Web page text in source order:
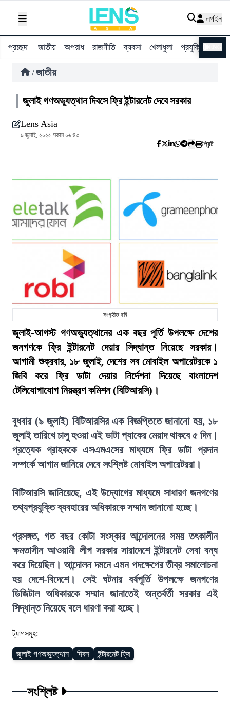
লগইন
প্রচ্ছদ জাতীয় অপরাধ রাজনীতি ব্যবসা খেলাধুলা প্রযুক্তি
/ জাতীয়
জুলাই গণঅভ্যুত্থান দিবসে ফ্রি ইন্টারনেট দেবে সরকার
Lens Asia
৯ জুলাই, ২০২৫ সকাল ০৬:৪৩
প্রিন্ট
সংগৃহীত ছবি
জুলাই-আগস্ট গণঅভ্যুত্থানের এক বছর পূর্তি উপলক্ষে দেশের
জনগণকে ফ্রি ইন্টারনেট দেয়ার সিদ্ধান্ত নিয়েছে সরকার।
আগামী শুক্রবার, ১৮ জুলাই, দেশের সব মোবাইল অপারেটরকে ১
জিবি করে ফ্রি ডাটা দেয়ার নির্দেশনা দিয়েছে বাংলাদেশ
টেলিযোগাযোগ নিয়ন্ত্রণ কমিশন (বিটিআরসি)।
বুধবার (৯ জুলাই) বিটিআরসির এক বিজ্ঞপ্তিতে জানানো হয়, ১৮
জুলাই তারিখে চালু হওয়া এই ডাটা প্যাকের মেয়াদ থাকবে ৫ দিন।
প্রত্যেক গ্রাহককে এসএমএসের মাধ্যমে ফ্রি ডাটা প্রদান
সম্পর্কে আগাম জানিয়ে দেবে সংশ্লিষ্ট মোবাইল অপারেটররা।
বিটিআরসি জানিয়েছে, এই উদ্যোগের মাধ্যমে সাধারণ জনগণের
তথ্যপ্রযুক্তি ব্যবহারের অধিকারকে সম্মান জানানো হচ্ছে।
প্রসঙ্গত, গত বছর কোটা সংস্কার আন্দোলনের সময় তৎকালীন
ক্ষমতাসীন আওয়ামী লীগ সরকার সারাদেশে ইন্টারনেট সেবা বন্ধ
করে দিয়েছিল। আন্দোলন দমনে এমন পদক্ষেপের তীব্র সমালোচনা
হয় দেশে-বিদেশে। সেই ঘটনার বর্ষপূর্তি উপলক্ষে জনগণের
ডিজিটাল অধিকারকে সম্মান জানাতেই অন্তর্বর্তী সরকার এই
সিদ্ধান্ত নিয়েছে বলে ধারণা করা হচ্ছে।
ট্যাগসমূহ:
জুলাই গণঅভ্যুত্থান দিবস ইন্টারনেট ফ্রি
সংশ্লিষ্ট